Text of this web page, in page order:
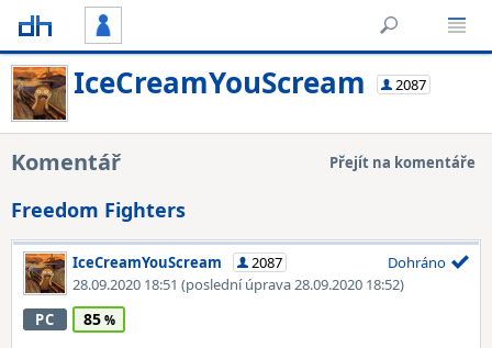
IceCreamYouScream 2087
Komentář Přejít na komentáře
Freedom Fighters
IceCreamYouScream
2087
28.09.2020 18:51 (poslední úprava 28.09.2020 18:52)
Dohráno
PC 85